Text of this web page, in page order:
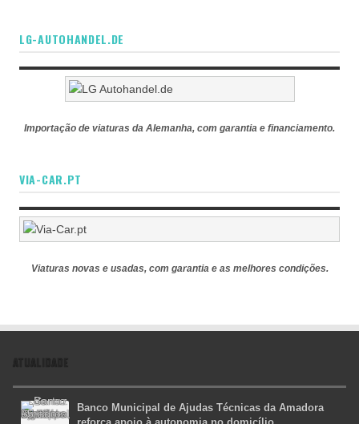
LG-AUTOHANDEL.DE
Importação de viaturas da Alemanha, com garantia e financiamento.
VIA-CAR.PT
Viaturas novas e usadas, com garantia e as melhores condições.
ATUALIDADE
Banco Municipal de Ajudas Técnicas da Amadora